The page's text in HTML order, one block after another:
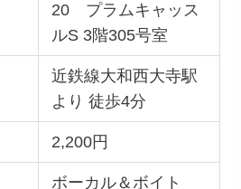
20 プラムキャッス
ルS 3階305号室
近鉄線大和西大寺駅
より 徒歩4分
2,200円
ボーカル＆ボイト